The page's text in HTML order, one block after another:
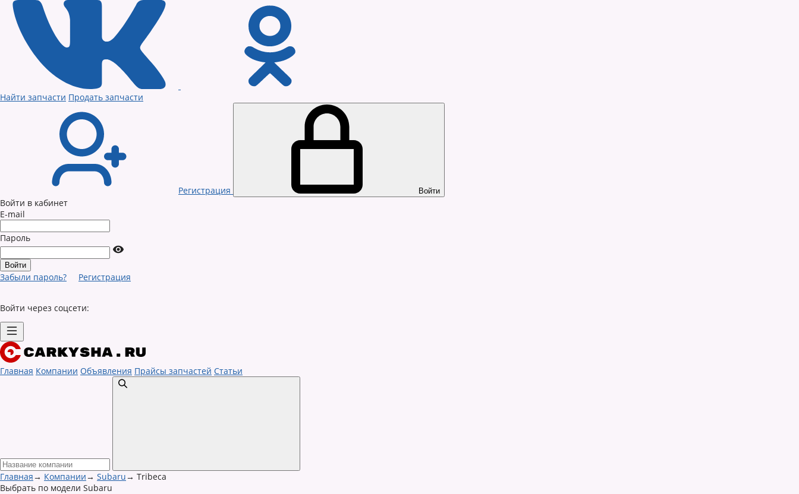
Найти запчасти Продать запчасти
Регистрация Войти
Войти в кабинет
E-mail
Пароль
Забыли пароль? Регистрация
Войти через соцсети:
Главная Компании Объявления Прайсы запчастей Статьи
Главная→ Компании→ Subaru→ Tribeca
Выбрать по модели Subaru